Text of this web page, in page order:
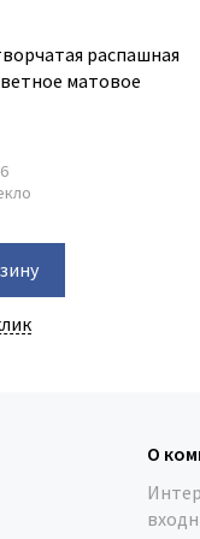
распашная
матовое
О